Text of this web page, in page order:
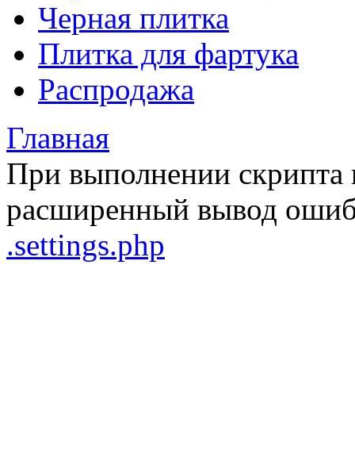
Черная плитка
Плитка для фартука
Распродажа
Главная
При выполнении
расширенный вывод
.settings.php